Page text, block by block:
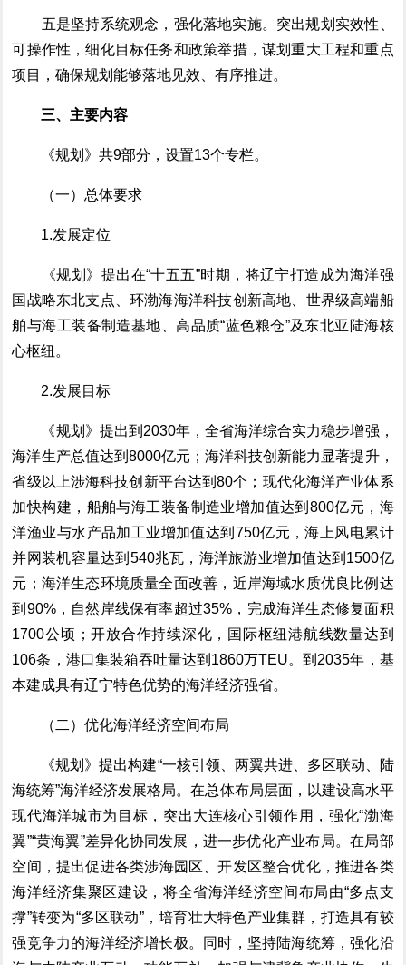
五是坚持系统观念，强化落地实施。 突出规划实效性
可操作性，细化目标任务和政策举措，谋划重大工程和重点
项目，确保规划能够落地见效、有序推进。
三、主要内容
《规划》共9部分，设置13个专栏。
（一）总体要求
1.发展定位
《规划》 提出在“十五五”时期，将辽宁打造成为海洋强
国战略东北支点、环渤海海洋科技创新高地、世界级高端船
舶与海工装备制造基地、高品质“蓝色粮仓”及 东北亚陆海核
心枢纽 。
2.发展目标
《规划》 提出到 2030年，全省海洋综合实力稳步增强，
海洋生产总值达到 8000亿元；海洋科技创新能力显著提升，
省级以上涉海科技创新平台达到80个；现代化海洋产业体系
加快构建，船舶与海工装备制造业增加值达到 800亿元，海
洋渔业与水产品加工业增加值达到 750亿元，海上风电累计
并网装机容量达到 540兆瓦，海洋旅游业增加值达到 1500亿
元；海洋生态环境质量全面改善，近岸海域水质优良比例达
到 90%，自然岸线保有率超过35% ，完成海洋生态修复面积
1700公顷；开放合作持续深化，国际枢纽港航线数量达到
106条，港口集装箱吞吐量达到 1860万TEU。到 2035年，基
本建成具有辽宁特色优势的海洋经济强省。
（二）优化海洋经济空间布局
《规划》提出构建“一核引领、两翼共进、多区联动、陆
海统筹”海洋经济发展格局。在总体布局层面，以建设高水平
现代海洋城市为目标， 突出大连核心引领作用，强化“渤海
翼”“黄海翼”差异化协同发展，进一步优化产业布局。在局部
空间，提出促进各类涉海园区、开发区整合优化，推进各类
海洋经济集聚区建设， 将全省海洋经济空间布局由“多点支
撑”转变为“多区联动”，培育壮大特色产业集群，打造具有较
强竞争力的海洋经济增长极。同时，坚持陆海统筹，强化沿